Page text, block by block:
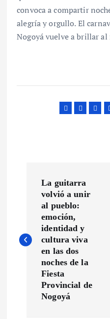
convoca a compartir
alegría y orgullo. El
Nogoyá vuelve a brillar
e
La guitarra
volvió a unir
al pueblo:
emoción,
identidad y
cultura viva
en las dos
noches de la
Fiesta
Provincial de
Nogoyá